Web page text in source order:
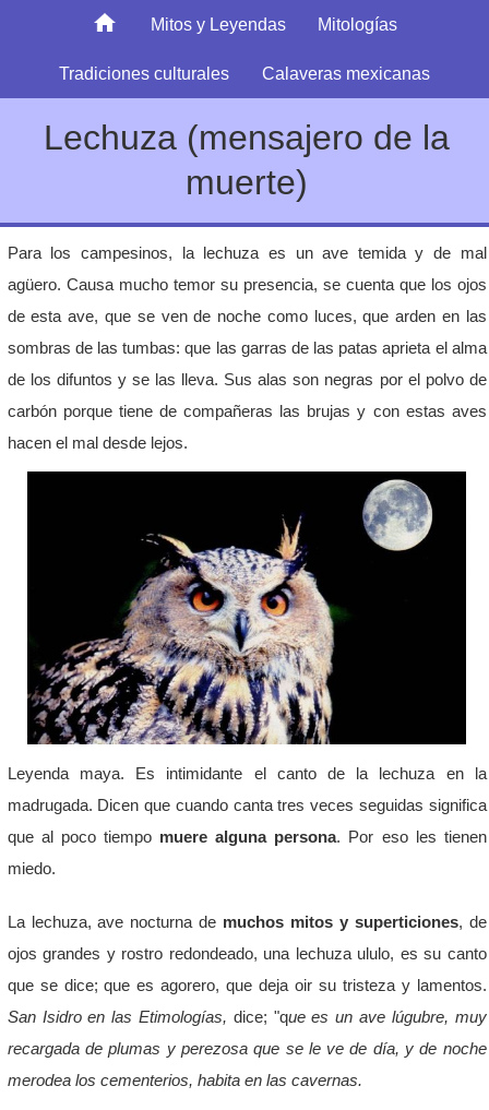
Mitos y Leyendas Mitologías
Tradiciones culturales Calaveras mexicanas
Lechuza (mensajero de la
muerte)
Para los campesinos, la lechuza es un ave temida y de mal
agüero. Causa mucho temor su presencia, se cuenta que los ojos
de esta ave, que se ven de noche como luces, que arden en las
sombras de las tumbas: que las garras de las patas aprieta el alma
de los difuntos y se las lleva. Sus alas son negras por el polvo de
carbón porque tiene de compañeras las brujas y con estas aves
hacen el mal desde lejos.
Leyenda maya. Es intimidante el canto de la lechuza en la
madrugada. Dicen que cuando canta tres veces seguidas significa
que al poco tiempo muere alguna persona. Por eso les tienen
miedo.
La lechuza, ave nocturna de muchos mitos y superticiones, de
ojos grandes y rostro redondeado, una lechuza ululo, es su canto
que se dice; que es agorero, que deja oir su tristeza y lamentos.
San Isidro en las Etimologías, dice; "que es un ave lúgubre, muy
recargada de plumas y perezosa que se le ve de día, y de noche
merodea los cementerios, habita en las cavernas.